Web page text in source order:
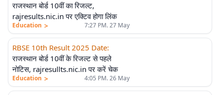
राजस्थान बोर्ड 10वीं का रिजल्ट,
rajresults.nic.in पर एक्टिव होगा लिंक
Education > 7:27 PM. 27 May
RBSE 10th Result 2025 Date:
राजस्थान बोर्ड 10वीं के रिजल्ट से पहले
नोटिस, rajresullts.nic.in पर करें चेक
Education > 4:05 PM. 26 May